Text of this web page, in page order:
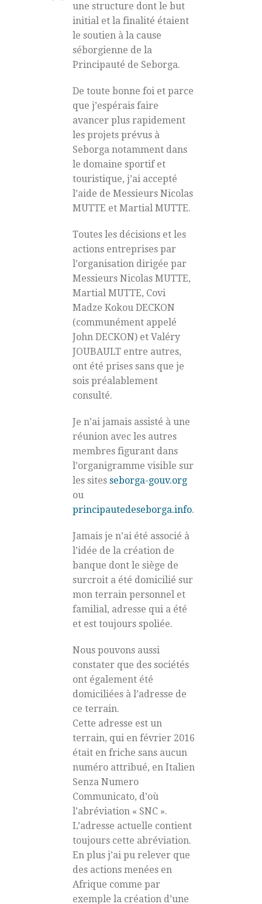
une structure dont le but
initial et la finalité étaient
le soutien à la cause
séborgienne de la
Principauté de Seborga.
De toute bonne foi et parce
que j’espérais faire
avancer plus rapidement
les projets prévus à
Seborga notamment dans
le domaine sportif et
touristique, j’ai accepté
l’aide de Messieurs Nicolas
MUTTE et Martial MUTTE.
Toutes les décisions et les
actions entreprises par
l’organisation dirigée par
Messieurs Nicolas MUTTE,
Martial MUTTE, Covi
Madze Kokou DECKON
(communément appelé
John DECKON) et Valéry
JOUBAULT entre autres,
ont été prises sans que je
sois préalablement
consulté.
Je n’ai jamais assisté à une
réunion avec les autres
membres figurant dans
l’organigramme visible sur
les sites seborga-gouv.org
ou
principautedeseborga.info.
Jamais je n’ai été associé à
l’idée de la création de
banque dont le siège de
surcroit a été domicilié sur
mon terrain personnel et
familial, adresse qui a été
et est toujours spoliée.
Nous pouvons aussi
constater que des sociétés
ont également été
domiciliées à l’adresse de
ce terrain.
Cette adresse est un
terrain, qui en février 2016
était en friche sans aucun
numéro attribué, en Italien
Senza Numero
Communicato, d’où
l’abréviation « SNC ».
L’adresse actuelle contient
toujours cette abréviation.
En plus j’ai pu relever que
des actions menées en
Afrique comme par
exemple la création d’une